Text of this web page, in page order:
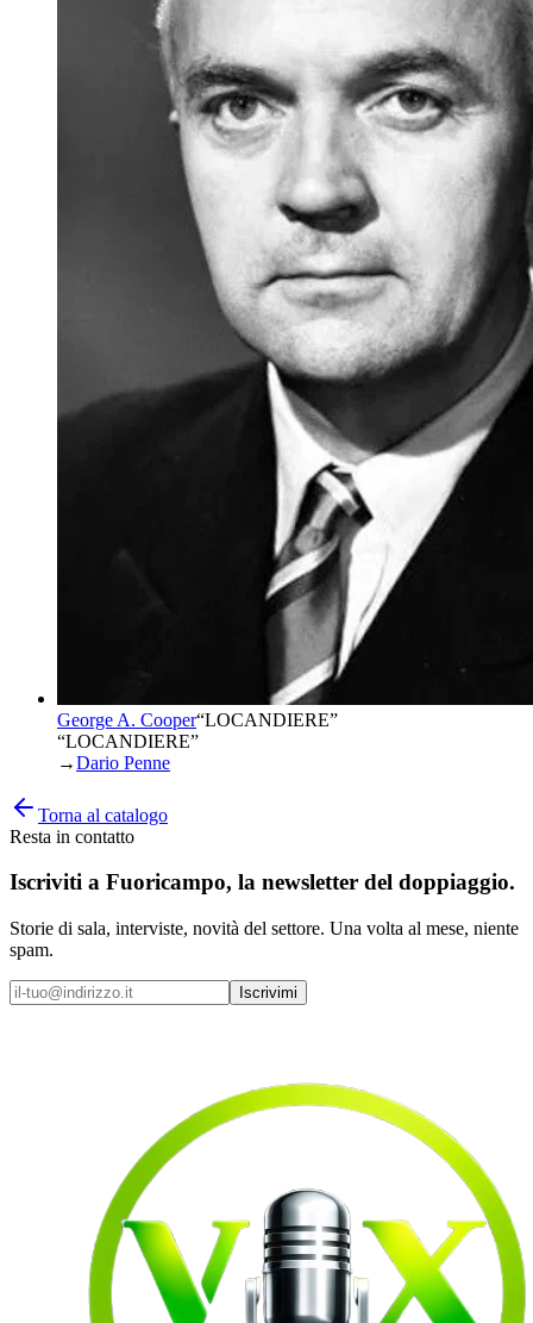
George A. Cooper“LOCANDIERE”
“LOCANDIERE”
→Dario Penne
Torna al catalogo
Resta in contatto
Iscriviti a Fuoricampo, la newsletter del doppiaggio.
Storie di sala, interviste, novità del settore. Una volta al mese, niente
spam.
Iscrivimi